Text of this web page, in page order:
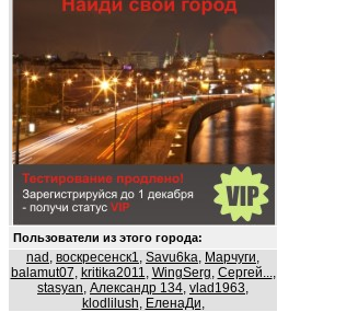
Пользователи из этого города:
nad , воскресенск1, Savu6ka, Марчуги,
balamut07, kritika2011, WingSerg, Сергей...,
stasyan, Александр 134, vlad1963,
klodlilush, ЕленаДи,